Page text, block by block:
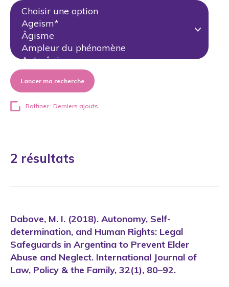
Lancer ma recherche
Raffiner : Derniers ajouts
2 résultats
Dabove, M. I. (2018). Autonomy, Self-
determination, and Human Rights: Legal
Safeguards in Argentina to Prevent Elder
Abuse and Neglect. International Journal of
Law, Policy & the Family, 32(1), 80–92.